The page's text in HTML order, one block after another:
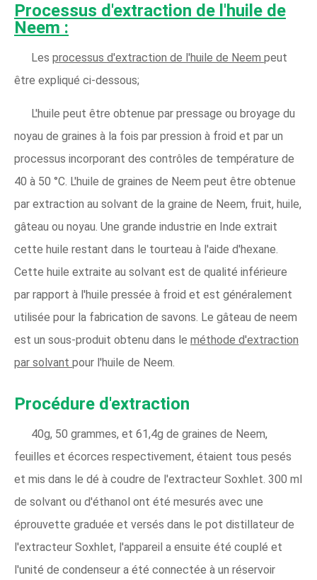
Processus d'extraction de l'huile de
Neem :
Les processus d'extraction de l'huile de Neem peut
être expliqué ci-dessous;
L'huile peut être obtenue par pressage ou broyage du
noyau de graines à la fois par pression à froid et par un
processus incorporant des contrôles de température de
40 à 50 °C. L'huile de graines de Neem peut être obtenue
par extraction au solvant de la graine de Neem, fruit, huile,
gâteau ou noyau. Une grande industrie en Inde extrait
cette huile restant dans le tourteau à l'aide d'hexane.
Cette huile extraite au solvant est de qualité inférieure
par rapport à l'huile pressée à froid et est généralement
utilisée pour la fabrication de savons. Le gâteau de neem
est un sous-produit obtenu dans le méthode d'extraction
par solvant pour l'huile de Neem.
Procédure d'extraction
40g, 50 grammes, et 61,4g de graines de Neem,
feuilles et écorces respectivement, étaient tous pesés
et mis dans le dé à coudre de l'extracteur Soxhlet. 300 ml
de solvant ou d'éthanol ont été mesurés avec une
éprouvette graduée et versés dans le pot distillateur de
l'extracteur Soxhlet, l'appareil a ensuite été couplé et
l'unité de condenseur a été connectée à un réservoir